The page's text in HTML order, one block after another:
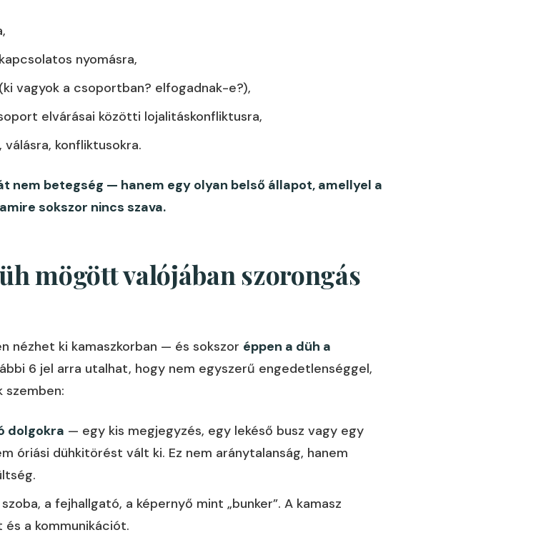
nyomásra,
vagyok a csoportban? elfogadnak-e?),
elvárásai közötti lojalitáskonfliktusra,
konfliktusokra.
nem betegség — hanem egy olyan belső állapot, amellyel a
sokszor nincs szava.
mögött valójában szorongás
nézhet ki kamaszkorban — és sokszor éppen a düh a
6 jel arra utalhat, hogy nem egyszerű engedetlenséggel,
szemben:
dolgokra — egy kis megjegyzés, egy lekéső busz vagy egy
óriási dühkitörést vált ki. Ez nem aránytalanság, hanem
a fejhallgató, a képernyő mint „bunker”. A kamasz
a kommunikációt.